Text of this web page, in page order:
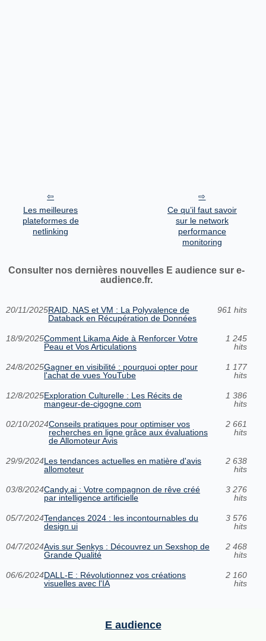
Les meilleures
plateformes de
netlinking
Ce qu’il faut savoir
sur le network
performance
monitoring
Consulter nos dernières nouvelles E audience sur e-
audience.fr.
20/11/2025RAID, NAS et VM : La Polyvalence de
Databack en Récupération de Données
961 hits
18/9/2025Comment Likama Aide à Renforcer Votre
Peau et Vos Articulations
1 245
hits
24/8/2025Gagner en visibilité : pourquoi opter pour
l'achat de vues YouTube
1 177
hits
12/8/2025Exploration Culturelle : Les Récits de
mangeur-de-cigogne.com
1 386
hits
02/10/2024Conseils pratiques pour optimiser vos
recherches en ligne grâce aux évaluations
de Allomoteur Avis
2 661
hits
29/9/2024Les tendances actuelles en matière d'avis
allomoteur
2 638
hits
03/8/2024Candy.ai : Votre compagnon de rêve créé
par intelligence artificielle
3 276
hits
05/7/2024Tendances 2024 : les incontournables du
design ui
3 576
hits
04/7/2024Avis sur Senkys : Découvrez un Sexshop de
Grande Qualité
2 468
hits
06/6/2024DALL-E : Révolutionnez vos créations
visuelles avec l'IA
2 160
hits
E audience